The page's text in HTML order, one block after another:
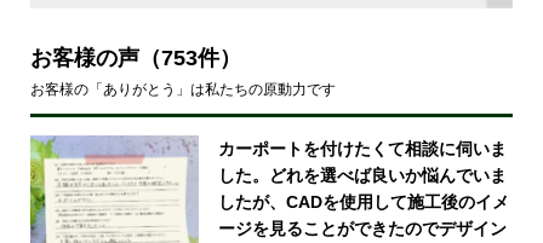
お客様の声（753件）
お客様の「ありがとう」は私たちの原動力です
カーポートを付けたくて相談に伺いま
した。どれを選べば良いか悩んでいま
したが、CADを使用して施工後のイメ
ージを見ることができたのでデザイン